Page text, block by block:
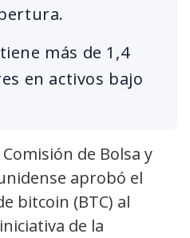
más de 1,4
en activos bajo
de Bolsa y
aprobó el
bitcoin (BTC) al
de la